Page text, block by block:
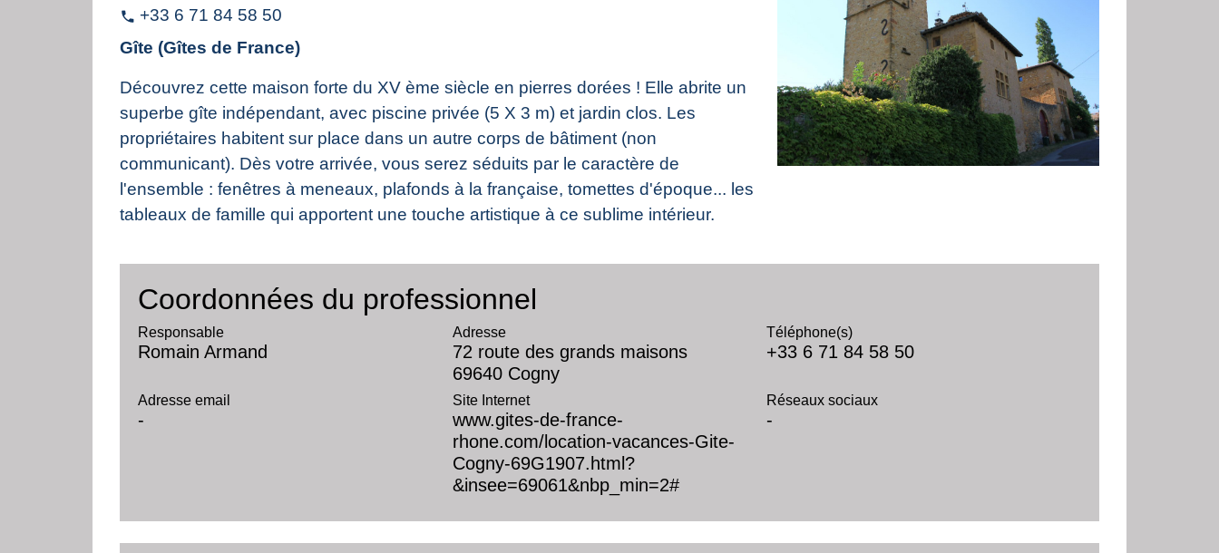
phone +33 6 71 84 58 50
Gîte (Gîtes de France)
Découvrez cette maison forte du XV ème siècle en pierres dorées ! Elle abrite un
superbe gîte indépendant, avec piscine privée (5 X 3 m) et jardin clos. Les
propriétaires habitent sur place dans un autre corps de bâtiment (non
communicant). Dès votre arrivée, vous serez séduits par le caractère de
l'ensemble : fenêtres à meneaux, plafonds à la française, tomettes d'époque... les
tableaux de famille qui apportent une touche artistique à ce sublime intérieur.
Coordonnées du professionnel
Responsable
Romain Armand
Adresse
72 route des grands maisons
69640 Cogny
Téléphone(s)
+33 6 71 84 58 50
Adresse email
-
Site Internet
www.gites-de-france-
rhone.com/location-vacances-Gite-
Cogny-69G1907.html?
&insee=69061&nbp_min=2#
Réseaux sociaux
-